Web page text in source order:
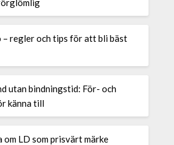
– regler och tips för att bli bäst
utan bindningstid: För- och
känna till
om LD som prisvärt märke